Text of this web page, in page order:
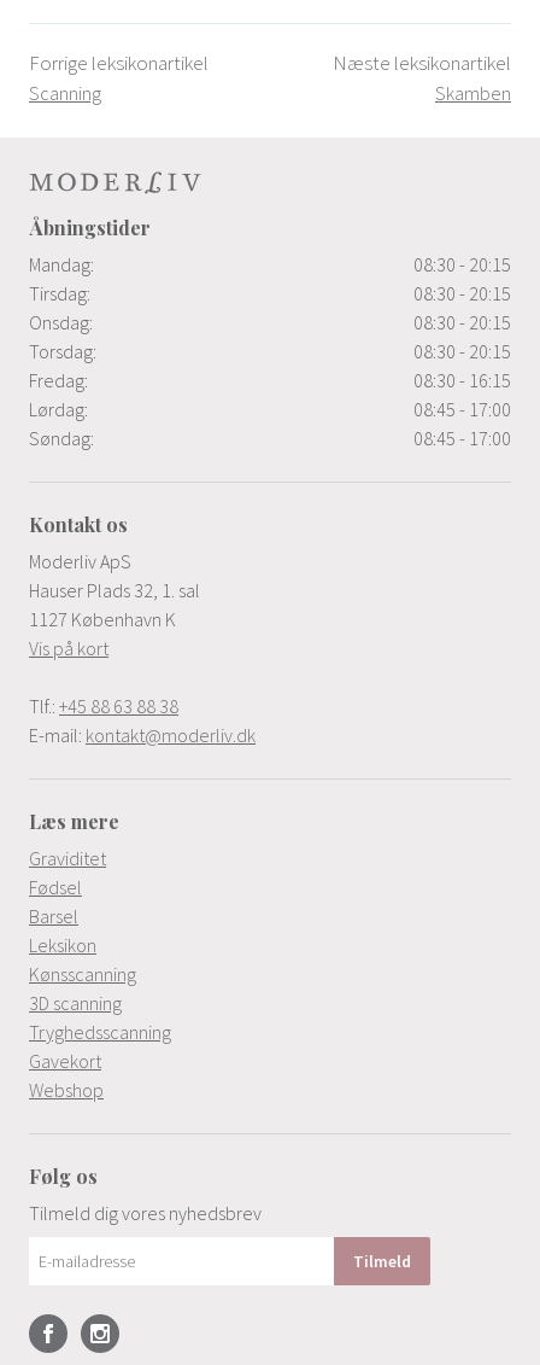
Forrige leksikonartikel
Scanning
Næste leksikonartikel
Skamben
Åbningstider
Mandag:
08:30 - 20:15
Tirsdag:
08:30 - 20:15
Onsdag:
08:30 - 20:15
Torsdag:
08:30 - 20:15
Fredag:
08:30 - 16:15
Lørdag:
08:45 - 17:00
Søndag:
08:45 - 17:00
Kontakt os
Moderliv ApS
Hauser Plads 32, 1. sal
1127 København K
Vis på kort
Tlf.: +45 88 63 88 38
E-mail: kontakt@moderliv.dk
Læs mere
Graviditet
Fødsel
Barsel
Leksikon
Kønsscanning
3D scanning
Tryghedsscanning
Gavekort
Webshop
Følg os
Tilmeld dig vores nyhedsbrev